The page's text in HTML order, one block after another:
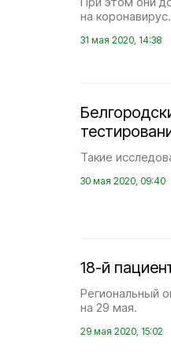
на коронавирус.
31 мая 2020, 14:38
Такие
30 мая 2020, 09:40
18-й
Региональный
на 29 мая.
29 мая 2020, 15:02